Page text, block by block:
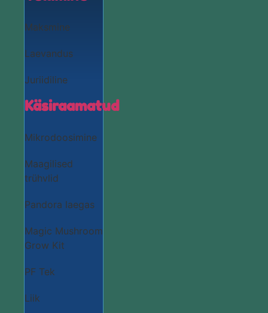
Maksmine
Laevandus
Juriidiline
Käsiraamatud
Mikrodoosimine
Maagilised
trühvlid
Pandora laegas
Magic Mushroom
Grow Kit
PF Tek
Liik